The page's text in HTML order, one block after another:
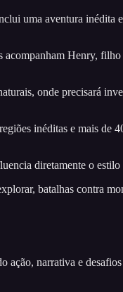
uma aventura inédita
Henry,
onde precisará
inéditas e mais de
diretamente o
batalhas contra
narrativa e